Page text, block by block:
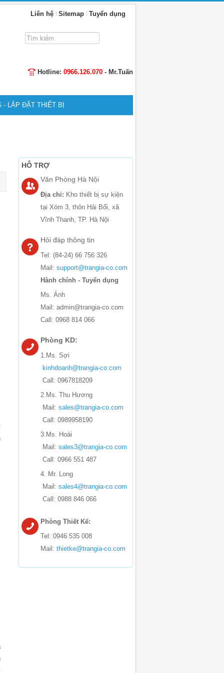
Liên hệ Sitemap Tuyển dụng
Tìm
kiếm...
Hotline: 0966.126.070 - Mr.Tuấn
- LẮP ĐẶT THIẾT BỊ
HỖ TRỢ
Văn Phòng Hà Nội
Địa chỉ: Kho thiết bị sự kiện
tại Xóm 3, thôn Hải Bối, xã
Vĩnh Thanh, TP. Hà Nội
Hỏi đáp thông tin
Tel: (84-24) 66 756 326
Mail: support@trangia-co.com
Hành chính - Tuyển dụng
Ms. Ánh
Mail: admin@trangia-co.com
Call: 0968 814 066
Phòng KD:
1.Ms. Sợi
kinhdoanh@trangia-co.com
Call: 0967818209
2.Ms. Thu Hương
Mail: sales@trangia-co.com
Call: 0989958190
3.Ms. Hoài
Mail: sales3@trangia-co.com
Call: 0966 551 487
4. Mr. Long
Mail: sales4@trangia-co.com
Call: 0988 846 066
Phòng Thiết Kế:
Tel: 0946 535 008
Mail: thietke@trangia-co.com